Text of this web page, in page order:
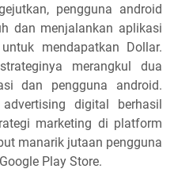
pengguna android
dan menjalankan aplikasi
mendapatkan Dollar.
merangkul dua
dan pengguna android.
digital berhasil
marketing di platform
manarik jutaan pengguna
Play Store.